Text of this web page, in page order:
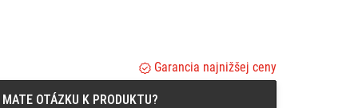
nýtování zabraňují pronikání vlhkosti a prachu.
skleněnými vlákny.
Garancia najnižšej ceny
MATE OTÁZKU K PRODUKTU?